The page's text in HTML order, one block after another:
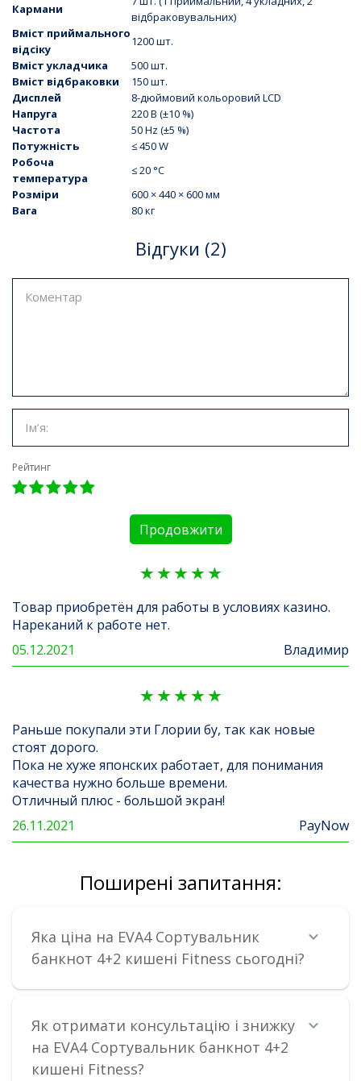
Кармани
відбраковувальних)
Вміст приймального
відсіку
1200 шт.
Вміст укладчика
500 шт.
Вміст відбраковки
150 шт.
Дисплей
8-дюймовий кольоровий LCD
Напруга
220 В (±10 %)
Частота
50 Hz (±5 %)
Потужність
≤ 450 W
Робоча
температура
≤ 20 °C
Розміри
600 × 440 × 600 мм
Вага
80 кг
Відгуки (2)
Рейтинг
Продовжити
Товар приобретён для работы в условиях казино.
Нареканий к работе нет.
05.12.2021
Владимир
Раньше покупали эти Глории бу, так как новые
стоят дорого.
Пока не хуже японских работает, для понимания
качества нужно больше времени.
Отличный плюс - большой экран!
26.11.2021
PayNow
Поширені запитання:
Яка ціна на EVA4 Сортувальник
банкнот 4+2 кишені Fitness сьогодні?
Як отримати консультацію і знижку
на EVA4 Сортувальник банкнот 4+2
кишені Fitness?